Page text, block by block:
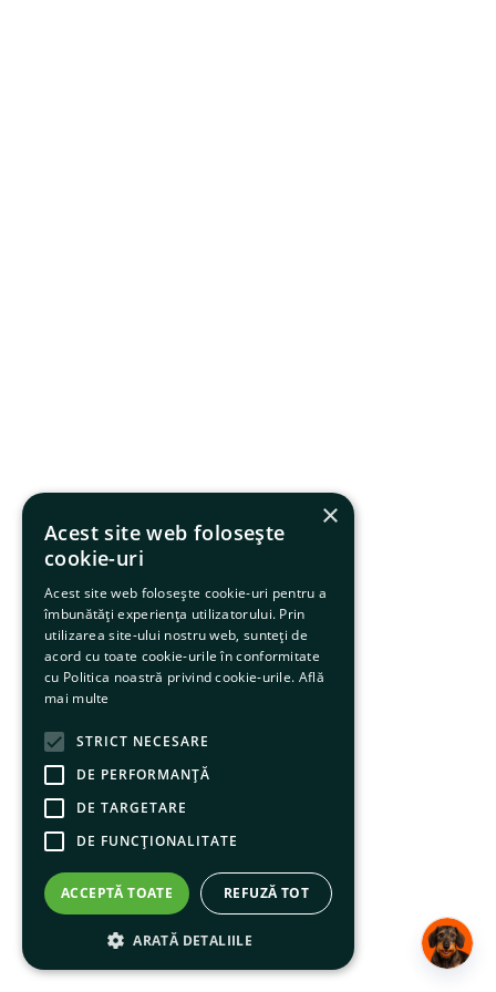
×
Acest site web folosește
cookie-uri
Acest site web folosește cookie-uri pentru a
îmbunătăți experiența utilizatorului. Prin
utilizarea site-ului nostru web, sunteți de
acord cu toate cookie-urile în conformitate
cu Politica noastră privind cookie-urile. Află
mai multe
STRICT NECESARE
DE PERFORMANȚĂ
DE TARGETARE
DE FUNCŢIONALITATE
ACCEPTĂ TOATE REFUZĂ TOT
ARATĂ DETALIILE